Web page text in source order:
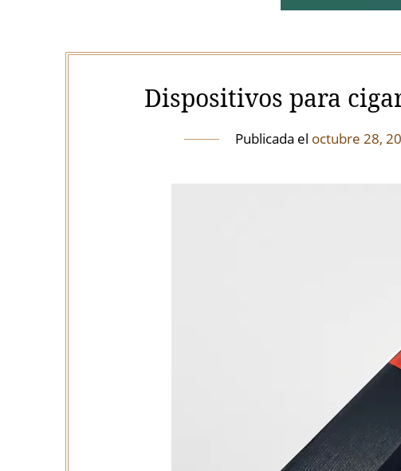
Dispositivos para
Publicada el octubre 28,